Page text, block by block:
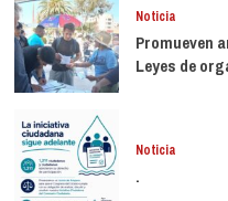
Noticia
Promueven
Leyes de
Noticia
.